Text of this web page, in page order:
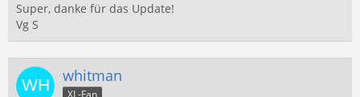
Super, danke für das Update!
Vg S
whitman
XL-Fan